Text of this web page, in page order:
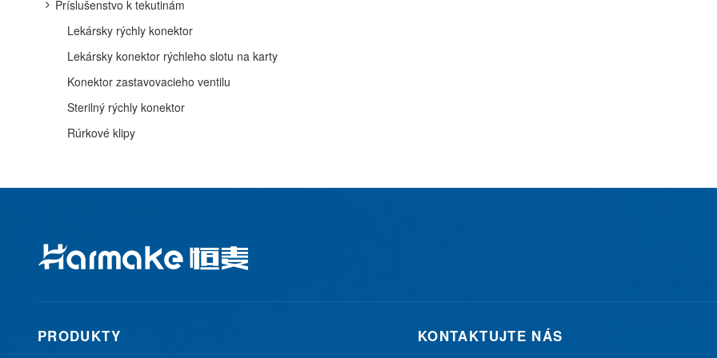
Príslušenstvo k tekutinám
Lekársky rýchly konektor
Lekársky konektor rýchleho slotu na karty
Konektor zastavovacieho ventilu
Sterilný rýchly konektor
Rúrkové klipy
PRODUKTY KONTAKTUJTE NÁS